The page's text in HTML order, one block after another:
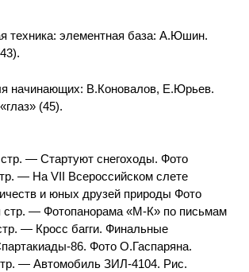
техника: элементная база: А.Юшин.
начинающих: В.Коновалов, Е.Юрьев.
(45).
— Стартуют снегоходы. Фото
— На VII Всероссийском слете
и юных друзей природы Фото
стр. — Фотопанорама «М-К» по письмам
— Кросс багги. Финальные
86. Фото О.Гаспаряна.
— Автомобиль ЗИЛ-4104. Рис.